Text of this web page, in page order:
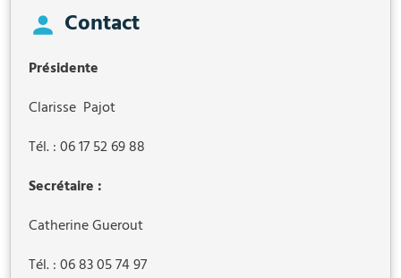
Contact
Présidente
Clarisse Pajot
Tél. : 06 17 52 69 88
Secrétaire :
Catherine Guerout
Tél. : 06 83 05 74 97